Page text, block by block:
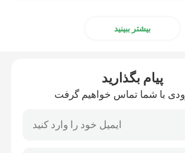
بیشتر ببینید
پیام بگذارید
با شما تماس خواهیم گرفت